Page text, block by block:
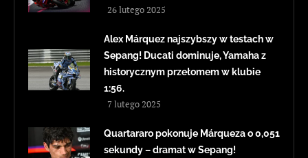
26 lutego 2025
Alex Márquez najszybszy w testach w
Sepang! Ducati dominuje, Yamaha z
historycznym przełomem w klubie
1:56.
7 lutego 2025
Quartararo pokonuje Márqueza o 0,051
sekundy – dramat w Sepang!